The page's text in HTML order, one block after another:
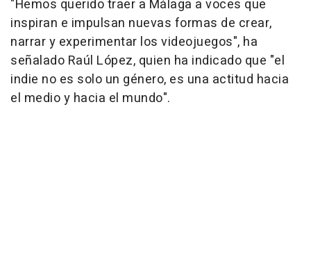
"Hemos querido traer a Málaga a voces que
inspiran e impulsan nuevas formas de crear,
narrar y experimentar los videojuegos", ha
señalado Raúl López, quien ha indicado que "el
indie no es solo un género, es una actitud hacia
el medio y hacia el mundo".